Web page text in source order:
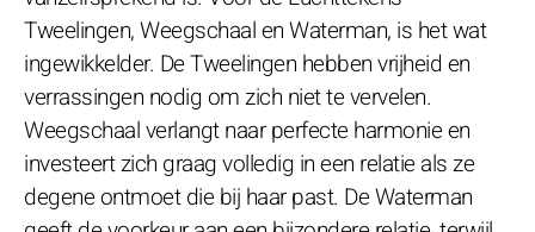
Tweelingen, Weegschaal en Waterman, is het wat
ingewikkelder. De Tweelingen hebben vrijheid en
verrassingen nodig om zich niet te vervelen.
Weegschaal verlangt naar perfecte harmonie en
investeert zich graag volledig in een relatie als ze
degene ontmoet die bij haar past. De Waterman